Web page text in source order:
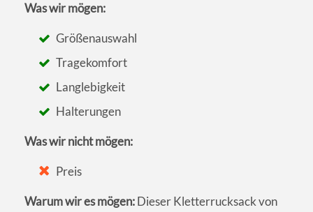
Was wir mögen:
Größenauswahl
Tragekomfort
Langlebigkeit
Halterungen
Was wir nicht mögen:
Preis
Warum wir es mögen:Dieser Kletterrucksack von